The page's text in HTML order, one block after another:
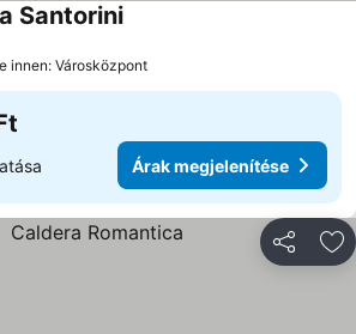
SantoriniÁrak megjelenítése
innen: Városközpont
Árak megjelenítése